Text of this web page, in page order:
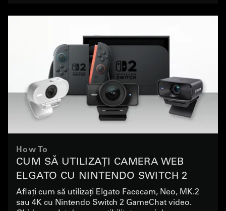
How To
CUM SĂ UTILIZAȚI CAMERA WEB
ELGATO CU NINTENDO SWITCH 2
VIDEO CHAT
Aflați cum să utilizați Elgato Facecam, Neo, MK.2
sau 4K cu Nintendo Switch 2 GameChat video.